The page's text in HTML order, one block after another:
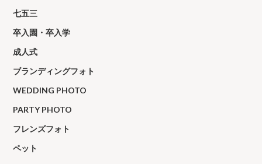
七五三
卒入園・卒入学
成人式
ブランディングフォト
WEDDING PHOTO
PARTY PHOTO
フレンズフォト
ペット